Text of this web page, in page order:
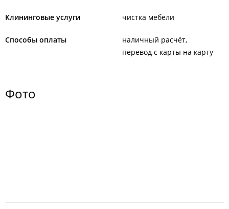
Клининговые услуги чистка мебели
Способы оплаты
наличный расчёт
перевод с карты на карту
Фото